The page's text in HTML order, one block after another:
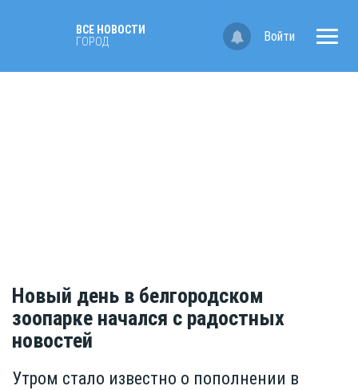
ВСЕ НОВОСТИ
ГОРОД
Войти
Новый день в белгородском
зоопарке начался с радостных
новостей
Утром стало известно о пополнении в